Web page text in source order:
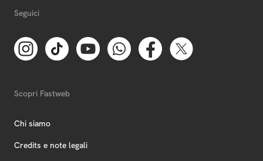
Seguici
Scopri Fastweb
Chi siamo
Credits e note legali